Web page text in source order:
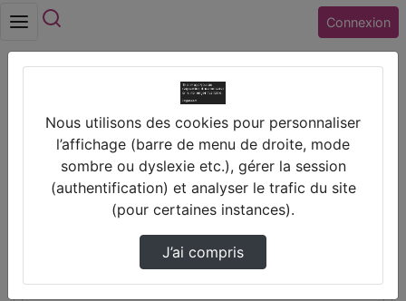
Connexion
Thèmes de Collège LE REFLESSOIR
(37) BLERE
Disciplines
Nous utilisons des cookies pour personnaliser
l’affichage (barre de menu de droite, mode
sombre ou dyslexie etc.), gérer la session
(authentification) et analyser le trafic du site
(pour certaines instances).
J’ai compris